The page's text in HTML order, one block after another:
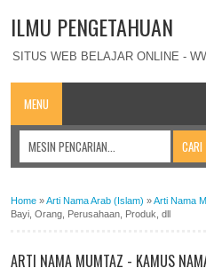
ILMU PENGETAHUAN
SITUS WEB BELAJAR ONLINE -
MENU
Home »Arti Nama Arab (Islam) »Arti Nama M
Bayi, Orang, Perusahaan, Produk, dll
ARTI NAMA MUMTAZ - KAMUS